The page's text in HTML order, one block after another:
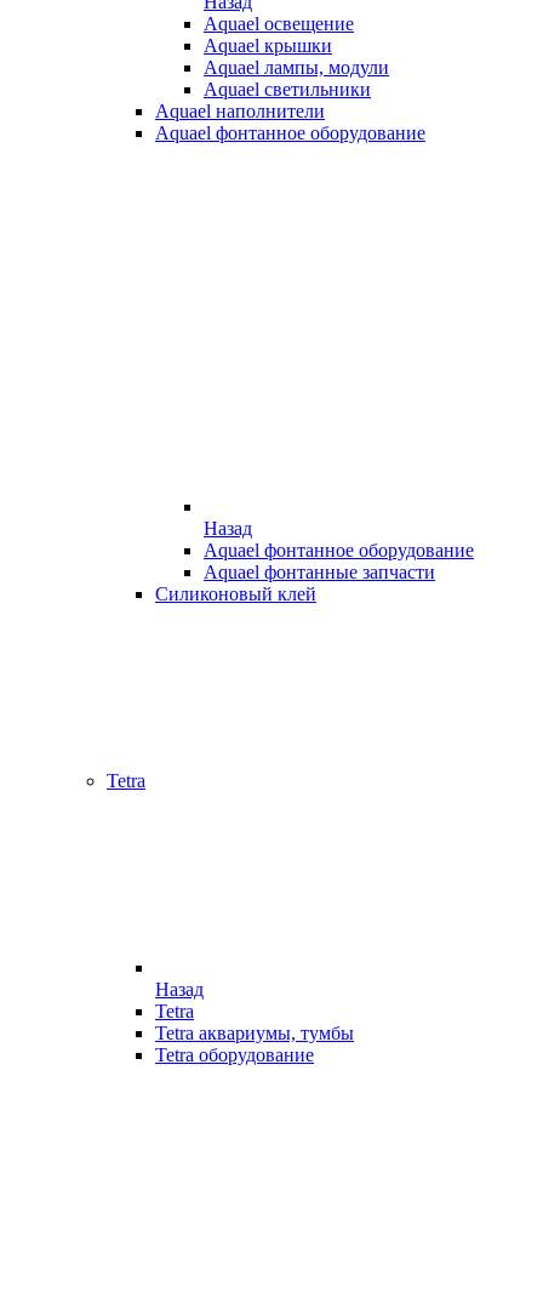
Aquael освещение
Aquael крышки
Aquael лампы, модули
Aquael светильники
Aquael наполнители
Aquael фонтанное оборудование
Назад
Aquael фонтанное оборудование
Aquael фонтанные запчасти
Силиконовый клей
Tetra
Назад
Tetra
Tetra аквариумы, тумбы
Tetra оборудование